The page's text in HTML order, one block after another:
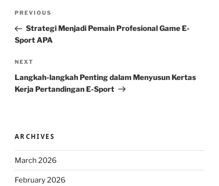
Previous
Post
PREVIOUS
Strategi Menjadi Pemain Profesional Game E-
Sport APA
Next
Post
NEXT
Langkah-langkah Penting dalam Menyusun Kertas
Kerja Pertandingan E-Sport
ARCHIVES
March 2026
February 2026